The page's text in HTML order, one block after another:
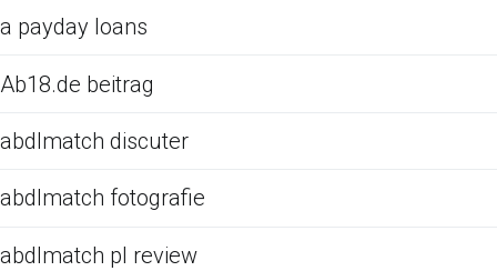
a payday loans
Ab18.de beitrag
abdlmatch discuter
abdlmatch fotografie
abdlmatch pl review